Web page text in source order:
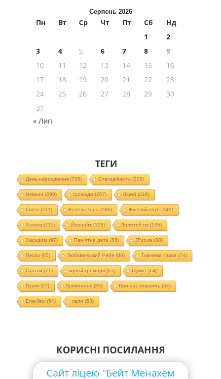
Серпень 2026
Пн Вт Ср Чт Пт Сб
Нд
1
2
3
4 5 6 7 8
9
10
11 12 13 14 15
16
17
18 19 20 21 22
23
24
25 26 27 28 29
30
31
« Лип
ТЕГИ
День народження(706) Благодійність (308)
Новини (299) громада (267) Ліцей (216)
Свято (211) Колель Тора (188) Жіночий клуб (149)
Ханука (111) Йорцайт (108) Золотий вік(105)
Хасидізм (97) Пам'ятна дата (88) JFuture (88)
Песах(85) Любавичський Ребе (80) Тижнева глава (74)
Статьи (71) музей громади (67) Суккот (64)
Пурім (57) Привітання(55) Про нас говорять (54)
EnerJew(54) хали (53)
КОРИСНІ ПОСИЛАННЯ
Сайт ліцею "Бейт Менахем